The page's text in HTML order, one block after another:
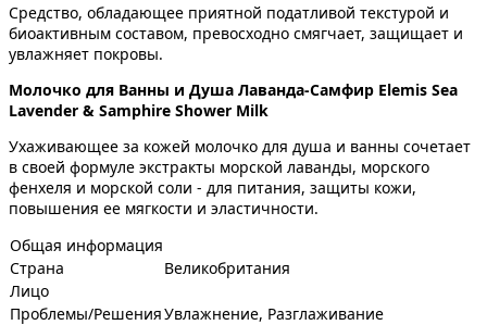
Средство, обладающее приятной податливой текстурой и
биоактивным составом, превосходно смягчает, защищает и
увлажняет покровы.
Молочко для Ванны и Душа Лаванда-Самфир Elemis Sea
Lavender & Samphire Shower Milk
Ухаживающее за кожей молочко для душа и ванны сочетает
в своей формуле экстракты морской лаванды, морского
фенхеля и морской соли - для питания, защиты кожи,
повышения ее мягкости и эластичности.
Общая информация
Страна
Великобритания
Лицо
Проблемы/РешенияУвлажнение, Разглаживание